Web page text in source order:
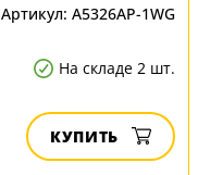
Артикул: A5326AP-1WG
На складе 2 шт.
КУПИТЬ